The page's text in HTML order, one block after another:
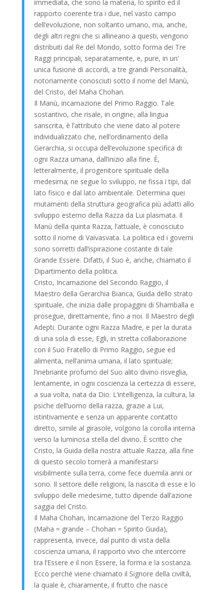
immediata, che sono la materia, lo spirito ed il
rapporto coerente tra i due, nel vasto campo
dell’evoluzione, non soltanto umano, ma, anche,
degli altri regni che si allineano a questi, vengono
distribuiti dal Re del Mondo, sotto forma dei Tre
Raggi principali, separatamente, e, pure, in un’
unica fusione di accordi, a tre grandi Personalità,
notoriamente conosciuti sotto il nome del Manù,
del Cristo, del Maha Chohan.
Il Manù, incarnazione del Primo Raggio. Tale
sostantivo, che risale, in origine, alla lingua
sanscrita, è l’attributo che viene dato al potere
individualizzato che, nell’ordinamento della
Gerarchia, si occupa dell’evoluzione specifica di
ogni Razza umana, dall’inizio alla fine. È,
letteralmente, il progenitore spirituale della
medesima; ne segue lo sviluppo, ne fissa i tipi, dal
lato fisico e dal lato ambientale. Determina quei
mutamenti della struttura geografica più adatti allo
sviluppo esterno della Razza da Lui plasmata. Il
Manù della quinta Razza, l’attuale, è conosciuto
sotto il nome di Vaivasvata. La politica ed i governi
sono sorretti dall’ispirazione costante di tale
Grande Essere. Difatti, il Suo è, anche, chiamato il
Dipartimento della politica.
Cristo, Incarnazione del Secondo Raggio, il
Maestro della Gerarchia Bianca, Guida dello strato
spirituale, che inizia dalle propaggini di Shamballa e
prosegue, direttamente, fino a noi. Il Maestro degli
Adepti. Durante ogni Razza Madre, e per la durata
di una sola di esse, Egli, in stretta collaborazione
con il Suo Fratello di Primo Raggio, segue ed
alimenta, nell’anima umana, il lato spirituale;
l’inebriante profumo del Suo alito divino risveglia,
lentamente, in ogni coscienza la certezza di essere,
a sua volta, nata da Dio. L’intelligenza, la cultura, la
psiche dell’uomo della razza, grazie a Lui,
istintivamente e senza un apparente contatto
diretto, simile al girasole, volgono la corolla interna
verso la luminosa stella del divino. È scritto che
Cristo, la Guida della nostra attuale Razza, alla fine
di questo secolo tornerà a manifestarsi
visibilmente sulla terra, come fece duemila anni or
sono. Il settore delle religioni, la nascita di esse e lo
sviluppo delle medesime, tutto dipende dall’azione
saggia del Cristo.
Il Maha Chohan, Incarnazione del Terzo Raggio
(Maha = grande – Chohan = Spirito Guida),
rappresenta, invece, dal punto di vista della
coscienza umana, il rapporto vivo che intercorre
tra l’Essere e il non Essere, la forma e la sostanza.
Ecco perché viene chiamato il Signore della civiltà,
la quale è, chiaramente, il frutto che nasce